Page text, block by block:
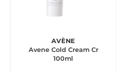
AVÈNE
Avene Cold Cream Cr
100ml